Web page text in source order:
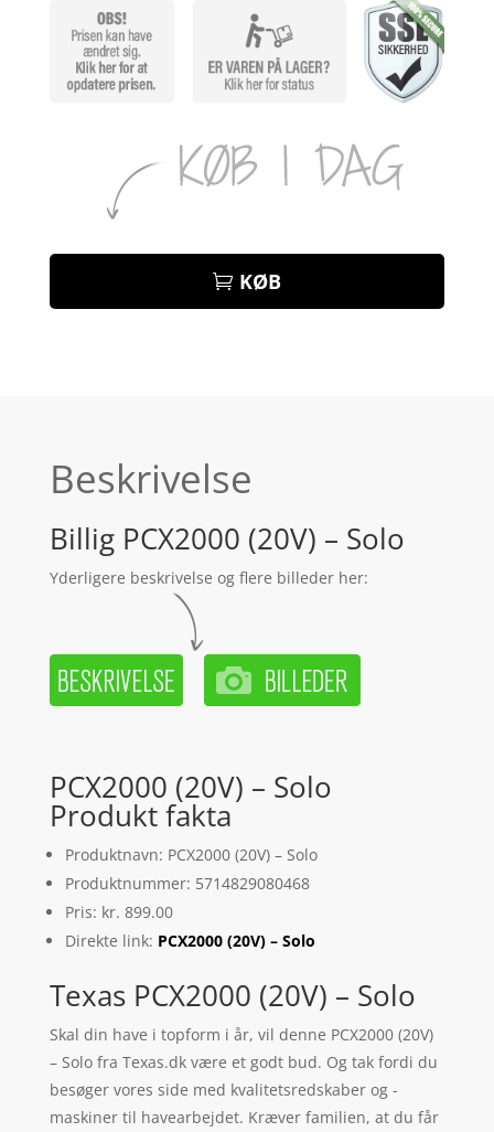
KØB
Beskrivelse
Billig PCX2000 (20V) – Solo
Yderligere beskrivelse og flere billeder her:
PCX2000 (20V) – Solo
Produkt fakta
Produktnavn: PCX2000 (20V) – Solo
Produktnummer: 5714829080468
Pris: kr. 899.00
Direkte link: PCX2000 (20V) – Solo
Texas PCX2000 (20V) – Solo
Skal din have i topform i år, vil denne PCX2000 (20V)
– Solo fra Texas.dk være et godt bud. Og tak fordi du
besøger vores side med kvalitetsredskaber og -
maskiner til havearbejdet. Kræver familien, at du får